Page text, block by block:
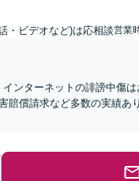
・ビデオなど)は応相談営業
ンターネットの誹謗中傷
賠償請求など多数の実績あ